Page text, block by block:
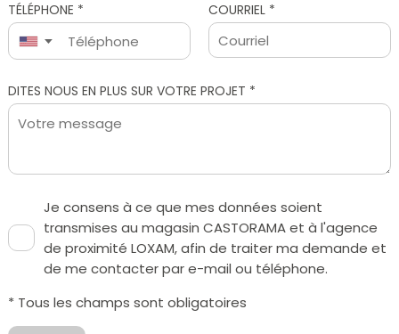
TÉLÉPHONE *
▼
COURRIEL *
Je consens à ce que mes données soient
transmises au magasin CASTORAMA et à l'agence
de proximité LOXAM, afin de traiter ma demande et
de me contacter par e-mail ou téléphone.
* Tous les champs sont obligatoires